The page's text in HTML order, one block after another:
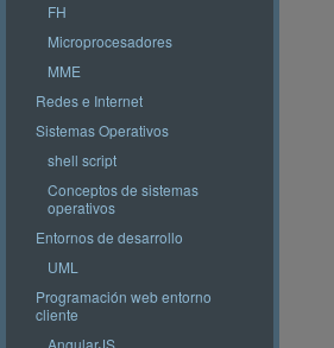
FH
Microprocesadores
MME
Redes e Internet
Sistemas Operativos
shell script
Conceptos de sistemas
operativos
Entornos de desarrollo
UML
Programación web entorno
cliente
AngularJS